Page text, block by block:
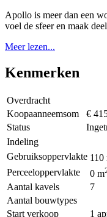
Apollo is meer dan een
voel de sfeer en maak
Meer lezen...
Kenmerken
Overdracht
Koopaanneemsom
€
Status
Indeling
Gebruiksoppervlakte 110
Perceeloppervlakte 0 m
Aantal kavels
7
Aantal bouwtypes
Start verkoop
1